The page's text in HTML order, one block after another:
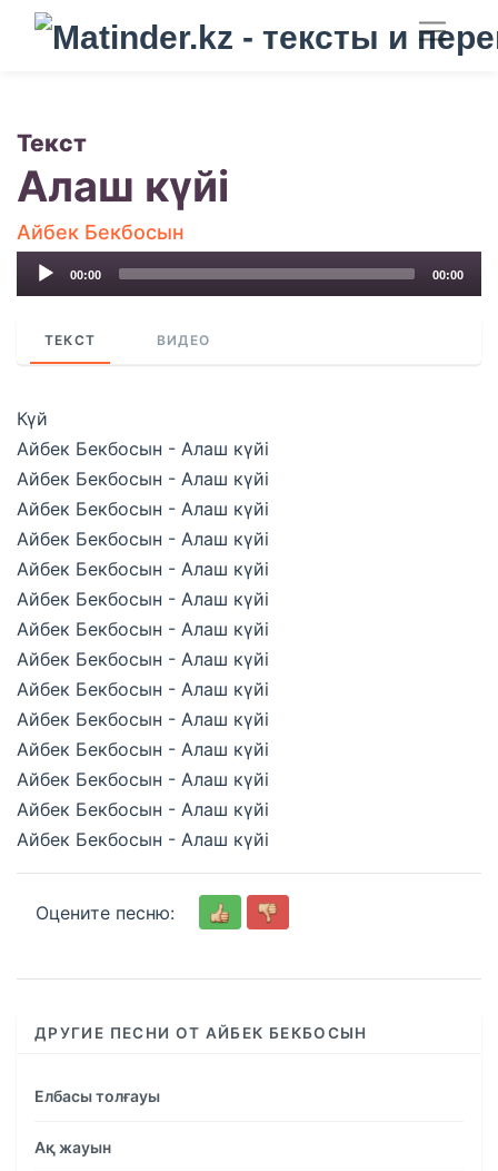
Текст
Алаш күйі
Айбек Бекбосын
Audio
00:00 00:00
ТЕКСТ ВИДЕО
Күй
Айбек Бекбосын - Алаш күйі
Айбек Бекбосын - Алаш күйі
Айбек Бекбосын - Алаш күйі
Айбек Бекбосын - Алаш күйі
Айбек Бекбосын - Алаш күйі
Айбек Бекбосын - Алаш күйі
Айбек Бекбосын - Алаш күйі
Айбек Бекбосын - Алаш күйі
Айбек Бекбосын - Алаш күйі
Айбек Бекбосын - Алаш күйі
Айбек Бекбосын - Алаш күйі
Айбек Бекбосын - Алаш күйі
Айбек Бекбосын - Алаш күйі
Айбек Бекбосын - Алаш күйі
Оцените песню:
ДРУГИЕ ПЕСНИ ОТ АЙБЕК БЕКБОСЫН
Елбасы толғауы
Ақ жауын